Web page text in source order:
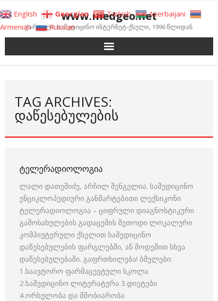
to
content
www.medgeo.net
ქართული სამედიცინო ინტერნეტ-ქსელი, 1996 წლიდან
TAG ARCHIVES:
ᲓᲐᲬᲔᲡᲔᲑᲣᲚᲔᲑᲘᲡ
ᲢᲔᲚᲔᲠᲐᲓᲘᲝᲚᲝᲒᲘᲐ
ლალი დათეშიძე, არჩილ შენგელია. სამედიცინო
ენციკლოპედიური განმარტებითი ლექსიკონი
ტელერადიოლოგია – ციფრული დიაგნოსტიკური
გამოსახულების გადაცემის მეთოდი ლოკალური
კომპიუტერული ქსელით სამედიცინო
დაწესებულების ფარგლებში, ან მოდემით სხვა
დაწესებულებაში. გაფრთხილება! ბმულები:
1.საავტორო ფარმაცევტული სკოლა
2.სამედიცინო ლიტერატურა 3.დიეტები
4.ორსულობა და მშობიარობა
English Georgian Turkish
Azerbaijani
Armenian
Russian